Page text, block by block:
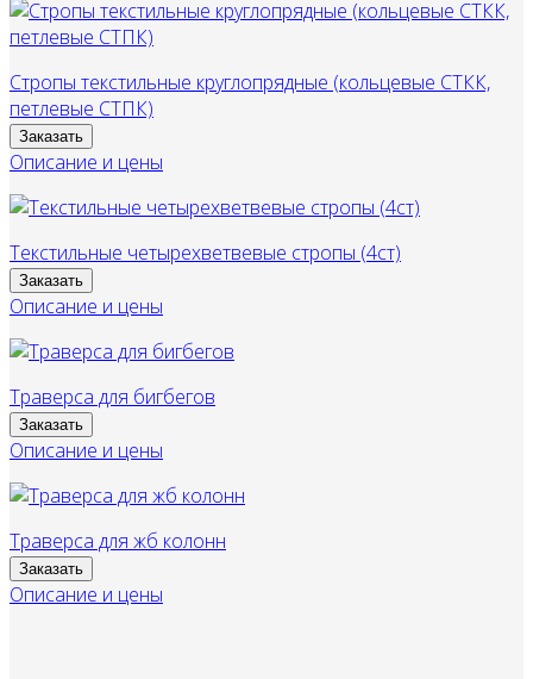
Стропы текстильные круглопрядные (кольцевые СТКК,
петлевые СТПК)
Заказать
Описание и цены
Текстильные четырехветвевые стропы (4ст)
Заказать
Описание и цены
Траверса для бигбегов
Заказать
Описание и цены
Траверса для жб колонн
Заказать
Описание и цены